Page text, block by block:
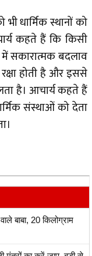
धार्मिक स्थानों को
कहते हैं कि किसी
में सकारात्मक बदलाव
होती है और इससे
है। आचार्य कहते हैं
संस्थाओं को देता
बाबा, 20 किलोग्राम